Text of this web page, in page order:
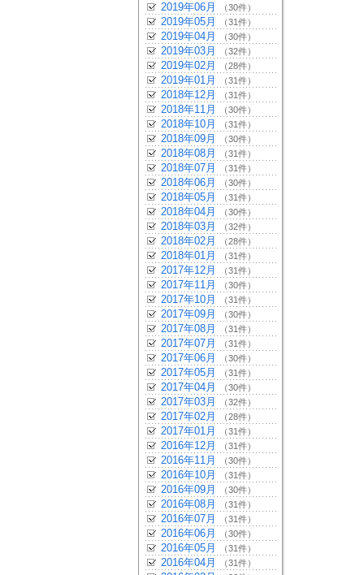
2019年06月 （30件）
2019年05月 （31件）
2019年04月 （30件）
2019年03月 （32件）
2019年02月 （28件）
2019年01月 （31件）
2018年12月 （31件）
2018年11月 （30件）
2018年10月 （31件）
2018年09月 （30件）
2018年08月 （31件）
2018年07月 （31件）
2018年06月 （30件）
2018年05月 （31件）
2018年04月 （30件）
2018年03月 （32件）
2018年02月 （28件）
2018年01月 （31件）
2017年12月 （31件）
2017年11月 （30件）
2017年10月 （31件）
2017年09月 （30件）
2017年08月 （31件）
2017年07月 （31件）
2017年06月 （30件）
2017年05月 （31件）
2017年04月 （30件）
2017年03月 （32件）
2017年02月 （28件）
2017年01月 （31件）
2016年12月 （31件）
2016年11月 （30件）
2016年10月 （31件）
2016年09月 （30件）
2016年08月 （31件）
2016年07月 （31件）
2016年06月 （30件）
2016年05月 （31件）
2016年04月 （31件）